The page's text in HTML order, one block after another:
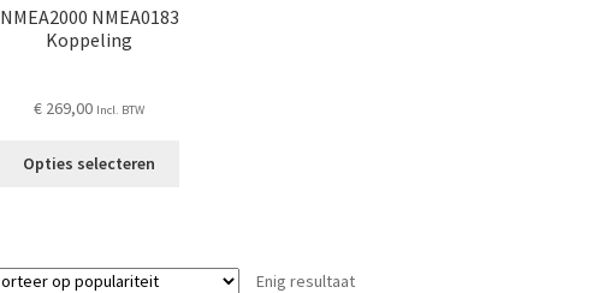
NMEA2000 NMEA0183
Koppeling
€ 269,00 Incl. BTW
Opties selecteren
Enig resultaat